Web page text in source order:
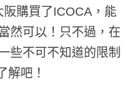
購買了ICOCA，能
然可以！只不過，在
些不可不知道的限制
解吧！